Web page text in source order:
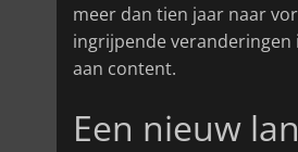
meer dan tien jaar naar
ingrijpende veranderingen
aan content.
Een nieuw